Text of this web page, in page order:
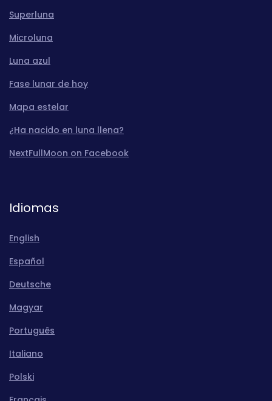
Superluna
Microluna
Luna azul
Fase lunar de hoy
Mapa estelar
¿Ha nacido en luna llena?
NextFullMoon on Facebook
Idiomas
English
Español
Deutsche
Magyar
Português
Italiano
Polski